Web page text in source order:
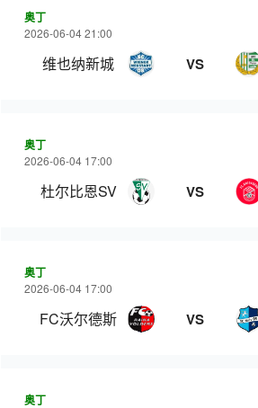
奥丁
2026-06-04 21:00
维也纳新城 VS
奥丁
2026-06-04 17:00
杜尔比恩SV VS
奥丁
2026-06-04 17:00
FC沃尔德斯 VS
奥丁